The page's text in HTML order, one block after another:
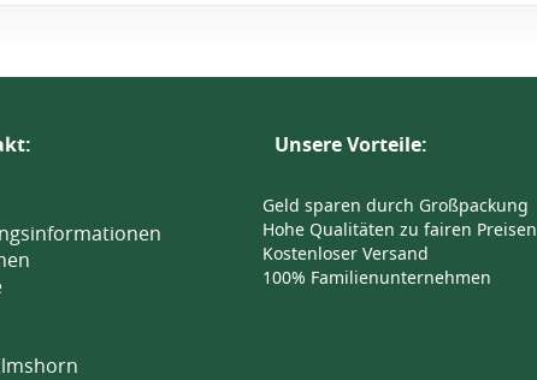
Unsere Vorteile:
Geld sparen durch Großpackung
Hohe Qualitäten zu fairen Preisen
Kostenloser Versand
100% Familienunternehmen